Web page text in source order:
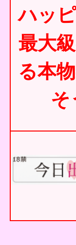
ハッ
最大
る本
そ